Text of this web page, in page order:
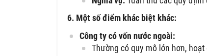
6. Một số điểm khác biệt khác:
Công ty có vốn nước ngoài:
Thường có quy mô lớn hơn,